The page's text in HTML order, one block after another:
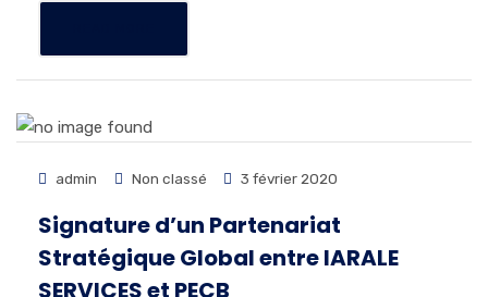
admin Non classé 3 février 2020
Signature d’un Partenariat
Stratégique Global entre IARALE
SERVICES et PECB